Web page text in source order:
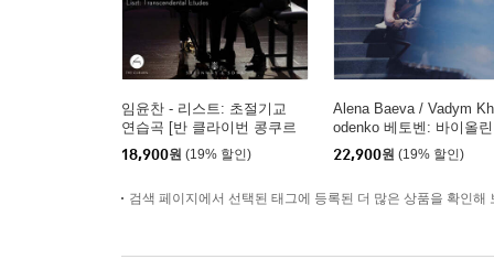
임윤찬 - 리스트: 초절기교
연습곡 [반 클라이번 콩쿠르
실황 녹음]
18,900원 (19% 할인)
Alena Baeva / Vadym
odenko 베토벤: 바이올린
소나타 5번 '봄', 9번 '크
처', 3번 (Beethoven:
'Kreutzer" & 3)
22,900원 (19% 할인)
검색 페이지에서 선택된 태그에 등록된 더 많은 상품을 확인해